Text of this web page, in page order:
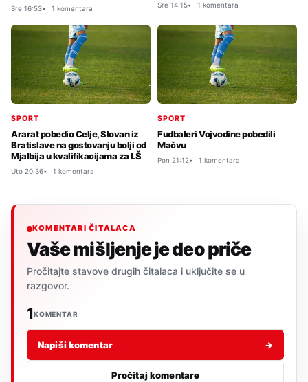
Sre 16:53 1 komentara Sre 14:15 1 komentara
SPORT
Ararat pobedio Celje, Slovan iz
Bratislave na gostovanju bolji od
Mjalbija u kvalifikacijama za LŠ
Uto 20:36 1 komentara
SPORT
Fudbaleri Vojvodine pobedili
Mačvu
Pon 21:12 1 komentara
KOMENTARI ČITALACA
Vaše mišljenje je deo priče
Pročitajte stavove drugih čitalaca i uključite se u
razgovor.
1KOMENTAR
Napiši komentar →
Pročitaj komentare